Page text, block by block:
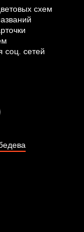
схем
соц. сетей